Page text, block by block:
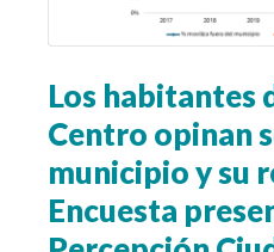
Los habitantes
Centro opinan
municipio y su
Encuesta